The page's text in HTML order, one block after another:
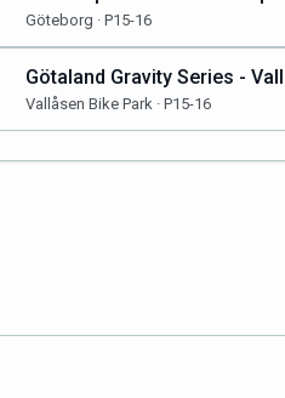
Göteborg · P15-16
Götaland Gravity Series -
Vallåsen Bike Park · P15-16